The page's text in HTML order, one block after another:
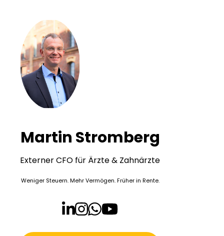
Martin Stromberg
Externer CFO für Ärzte & Zahnärzte
Weniger Steuern. Mehr Vermögen. Früher in Rente.